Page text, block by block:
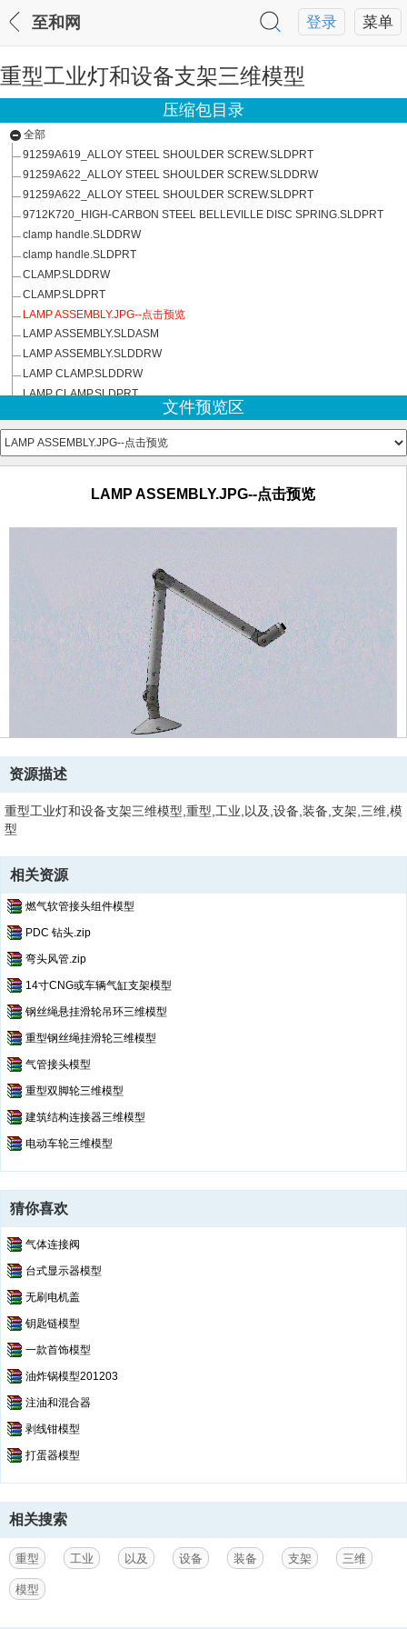
菜单
登录
至和网
重型工业灯和设备支架三维模型
压缩包目录
全部
91259A619_ALLOY STEEL SHOULDER SCREW.SLDPRT
91259A622_ALLOY STEEL SHOULDER SCREW.SLDDRW
91259A622_ALLOY STEEL SHOULDER SCREW.SLDPRT
9712K720_HIGH-CARBON STEEL BELLEVILLE DISC SPRING.SLDPRT
clamp handle.SLDDRW
clamp handle.SLDPRT
CLAMP.SLDDRW
CLAMP.SLDPRT
LAMP ASSEMBLY.JPG--点击预览
LAMP ASSEMBLY.SLDASM
LAMP ASSEMBLY.SLDDRW
LAMP CLAMP.SLDDRW
LAMP CLAMP.SLDPRT
lamp mount.SLDPRT
PIPE.SLDDRW
文件预览区
LAMP ASSEMBLY.JPG--点击预览
资源描述
重型工业灯和设备支架三维模型,重型,工业,以及,设备,装备,支架,三维,模
型
相关资源
燃气软管接头组件模型
PDC 钻头.zip
弯头风管.zip
14寸CNG或车辆气缸支架模型
钢丝绳悬挂滑轮吊环三维模型
重型钢丝绳挂滑轮三维模型
气管接头模型
重型双脚轮三维模型
建筑结构连接器三维模型
电动车轮三维模型
猜你喜欢
气体连接阀
台式显示器模型
无刷电机盖
钥匙链模型
一款首饰模型
油炸锅模型201203
注油和混合器
剥线钳模型
打蛋器模型
相关搜索
重型 工业 以及 设备 装备 支架 三维
模型